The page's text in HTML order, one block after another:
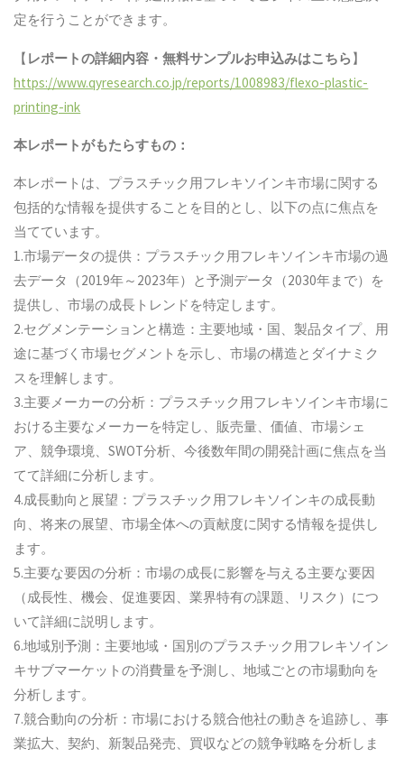
定を行うことができます。
【 レポートの詳細内容・無料サンプルお申込みはこちら】
https://www.qyresearch.co.jp/reports/1008983/flexo-plastic-
printing-ink
本レポートがもたらすもの：
本レポートは、プラスチック用フレキソインキ市場に関する
包括的な情報を提供することを目的とし、以下の点に焦点を
当てています。
1.市場データの提供：プラスチック用フレキソインキ市場の過
去データ（2019年～2023年）と予測データ（2030年まで）を
提供し、市場の成長トレンドを特定します。
2.セグメンテーションと構造：主要地域・国、製品タイプ、用
途に基づく市場セグメントを示し、市場の構造とダイナミク
スを理解します。
3.主要メーカーの分析：プラスチック用フレキソインキ市場に
おける主要なメーカーを特定し、販売量、価値、市場シェ
ア、競争環境、SWOT分析、今後数年間の開発計画に焦点を当
てて詳細に分析します。
4.成長動向と展望：プラスチック用フレキソインキの成長動
向、将来の展望、市場全体への貢献度に関する情報を提供し
ます。
5.主要な要因の分析：市場の成長に影響を与える主要な要因
（成長性、機会、促進要因、業界特有の課題、リスク）につ
いて詳細に説明します。
6.地域別予測：主要地域・国別のプラスチック用フレキソイン
キサブマーケットの消費量を予測し、地域ごとの市場動向を
分析します。
7.競合動向の分析：市場における競合他社の動きを追跡し、事
業拡大、契約、新製品発売、買収などの競争戦略を分析しま